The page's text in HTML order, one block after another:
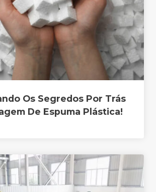
Os Segredos Por Trás
De Espuma Plástica!